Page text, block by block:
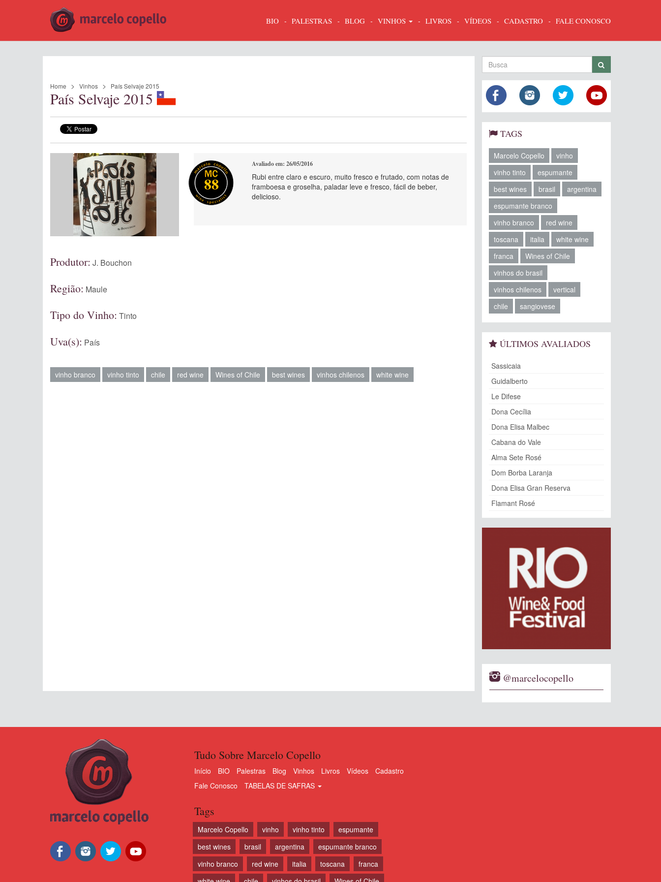
BIO PALESTRAS BLOG VINHOS LIVROS VÍDEOS CADASTRO FALE CONOSCO
Home Vinhos País Selvaje 2015
País Selvaje 2015
88
Avaliado em: 26/05/2016
Rubi entre claro e escuro, muito fresco e frutado, com notas de
framboesa e groselha, paladar leve e fresco, fácil de beber,
delicioso.
Produtor: J. Bouchon
Região: Maule
Tipo do Vinho: Tinto
Uva(s): País
vinho branco vinho tinto chile red wine Wines of Chile best wines vinhos chilenos white wine
TAGS
Marcelo Copello
vinho
vinho tinto
espumante
best wines
brasil
argentina
espumante branco
vinho branco
red wine
toscana
italia
white wine
franca
Wines of Chile
vinhos do brasil
vinhos chilenos
vertical
chile
sangiovese
ÚLTIMOS AVALIADOS
Sassicaia
Guidalberto
Le Difese
Dona Cecília
Dona Elisa Malbec
Cabana do Vale
Alma Sete Rosé
Dom Borba Laranja
Dona Elisa Gran Reserva
Flamant Rosé
@marcelocopello
Tudo Sobre Marcelo Copello
Início BIO Palestras Blog Vinhos Livros Vídeos
Cadastro
Fale Conosco
TABELAS DE SAFRAS
Tags
Marcelo Copello vinho vinho tinto
espumante
best wines
brasil argentina
espumante branco
vinho branco
red wine italia toscana
franca